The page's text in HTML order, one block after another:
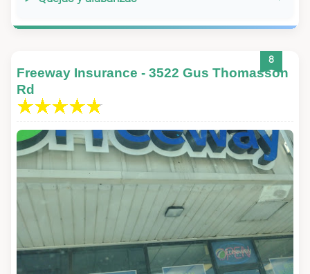
8
Freeway Insurance - 3522 Gus Thomasson
Rd